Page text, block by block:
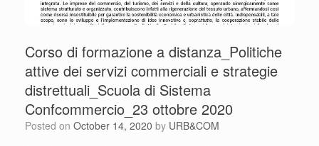
Corso di formazione a distanza_Politiche
attive dei servizi commerciali e strategie
distrettuali_Scuola di Sistema
Confcommercio_23 ottobre 2020
Posted on October 14, 2020 by URB&COM